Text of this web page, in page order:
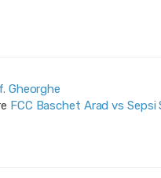
Gheorghe
FCC Baschet Arad vs Sepsi